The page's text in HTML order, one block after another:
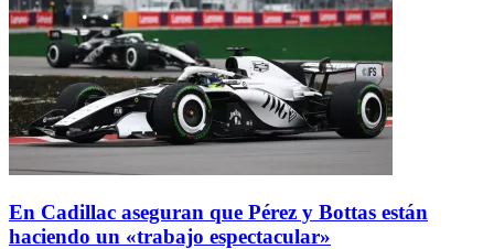
En Cadillac aseguran que Pérez y Bottas están
haciendo un «trabajo espectacular»